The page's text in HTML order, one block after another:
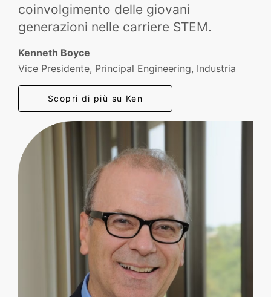
coinvolgimento delle giovani
generazioni nelle carriere STEM.
Kenneth Boyce
Vice Presidente, Principal Engineering, Industria
Scopri di più su Ken